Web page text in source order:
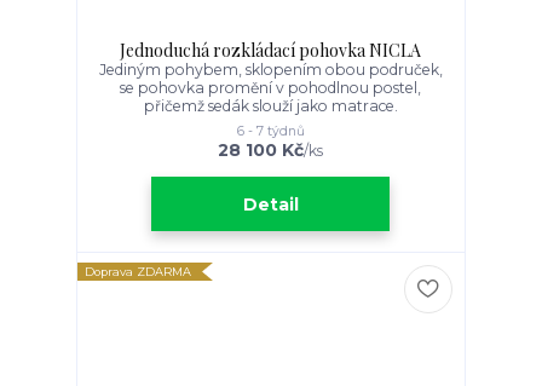
Jednoduchá rozkládací pohovka NICLA
Jediným pohybem, sklopením obou područek,
se pohovka promění v pohodlnou postel,
přičemž sedák slouží jako matrace.
28 100 Kč/ks
6 - 7 týdnů
Detail
Doprava ZDARMA